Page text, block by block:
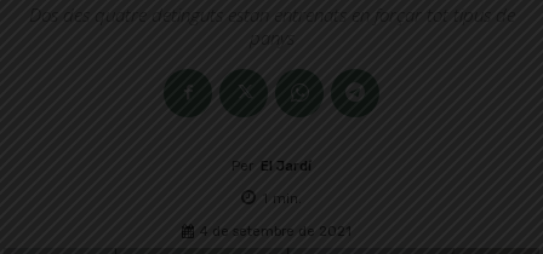
Dos des quatre detinguts estan entrenats en forçar tot tipus de
panys
Per El Jardí
1 min.
4 de setembre de 2021